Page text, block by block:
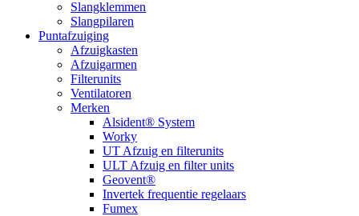
Slangklemmen
Slangpilaren
Puntafzuiging
Afzuigkasten
Afzuigarmen
Filterunits
Ventilatoren
Merken
Alsident® System
Worky
UT Afzuig en filterunits
ULT Afzuig en filter units
Geovent®
Invertek frequentie regelaars
Fumex